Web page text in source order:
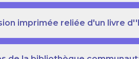
imprimée reliée d'un livre